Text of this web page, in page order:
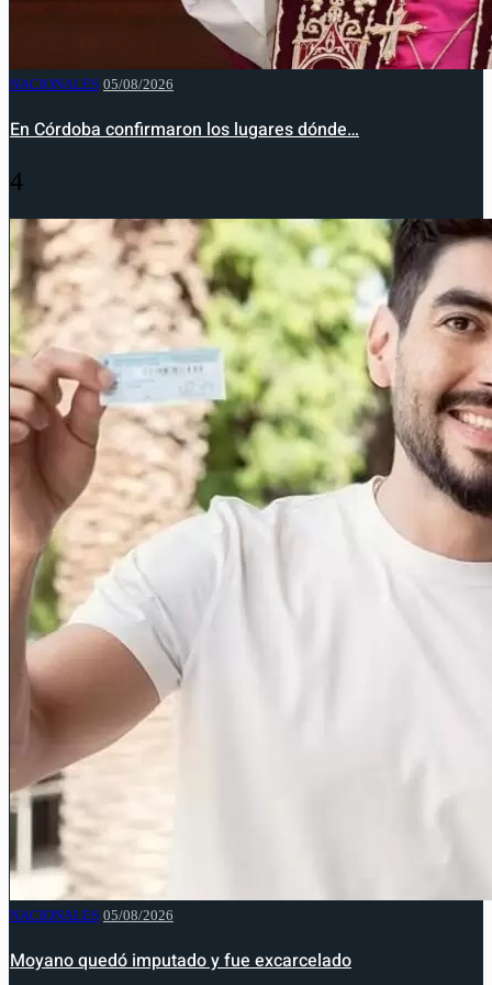
NACIONALES 05/08/2026
En Córdoba confirmaron los lugares dónde…
4
NACIONALES 05/08/2026
Moyano quedó imputado y fue excarcelado